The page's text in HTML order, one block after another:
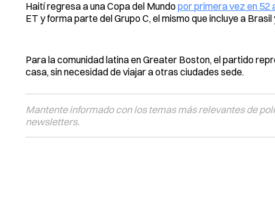
Haití regresa a una Copa del Mundo por primera vez en 52
ET y forma parte del Grupo C, el mismo que incluye a
Para la comunidad latina en Greater Boston, el partido
casa, sin necesidad de viajar a otras ciudades sede.
Mantente informado con los temas más relevantes de
newsletters.